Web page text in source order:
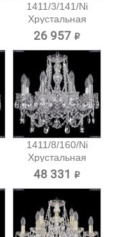
1411/3/141/Ni
Хрустальная
подвесная...
26 957 ₽
1411/8/160/Ni
Хрустальная
подвесная...
48 331 ₽